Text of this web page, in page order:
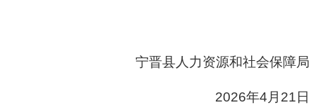
宁晋县人力资源和社会保障局
2026年4月21日